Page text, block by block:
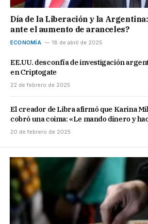
Día de la Liberación y la
ante el aumento de aranceles?
ECONOMÍA 18 de abril de 2025
EE.UU. desconfía de investigación
en Criptogate
22 de febrero de 2025
El creador de Libra afirmó que Karina
cobró una coima: «Le mando dinero y
que quiero»
20 de febrero de 2025